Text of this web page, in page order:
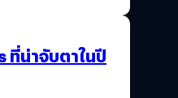
ที่น่าจับตาในปี